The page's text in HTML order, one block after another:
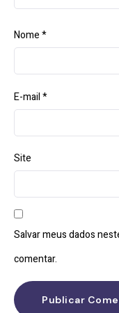
Nome*
E-mail*
Site
Salvar meus dados
comentar.